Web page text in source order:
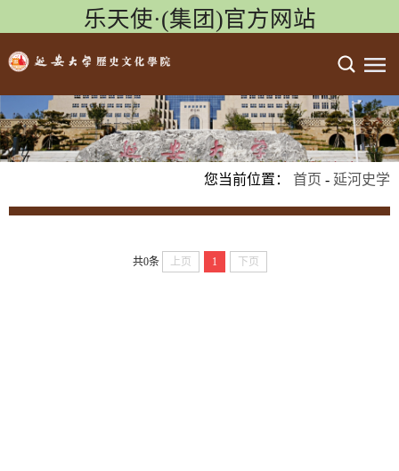
乐天使·(集团)官方网站
您当前位置： 首页 - 延河史学
共0条 上页 1 下页